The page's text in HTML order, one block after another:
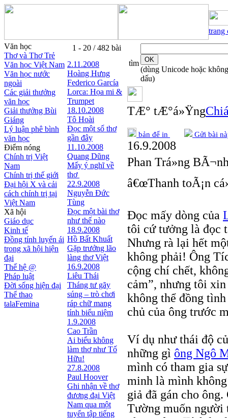
trang
Văn học
Thơ và Thơ Trẻ
Văn học Việt Nam
Văn học nước
ngoài
Các giải thưởng
văn học
Giải thưởng Bùi
Giáng
Lý luận phê bình
văn học
Điểm nóng
Chính trị Việt
Nam
Chính trị thế giới
Đại hội X và cải
cách chính trị tại
Việt Nam
Xã hội
Giáo dục
Kinh tế
Đồng tính luyến ái
trong xã hội hiện
đại
Thế hệ @
Pháp luật
Đời sống hiện đại
Thể thao
talaFemina
1 - 20 / 482 bài
2.11.2008
Hoàng Hưng
Federico García
Lorca: Họa mi &
Trumpet
18.10.2008
Tô Hoài
Đọc một số thơ
gần đây
11.10.2008
Quang Dũng
Mấy ý nghĩ về
thơ
22.9.2008
Nguyễn Đức
Tùng
Đọc một bài thơ
như thế nào
18.9.2008
Hồ Bất Khuất
Gặp trưởng lão
làng thơ Việt
16.9.2008
Liêu Thái
Tháng tư gãy
súng – trò chơi
ráp chữ mang
tính biểu niệm
1.9.2008
Cao Trần
Ai biểu không
làm thơ như Tố
Hữu!
27.8.2008
Paul Hoover
Ghi nhận về thơ
đương đại Việt
Nam qua một
tuyển tập tiếng
tìm
(dùng Unicode hoặc không
dấu)
TÆ° tÆ°á»Ÿng
bản để in Gửi bài
16.9.2008
Phan Trá»ng
â€œThanh toÃ¡n
Đọc mấy dòng của
tôi cứ tưởng là đọc
Nhưng rà lại hết
không phải! Ông
cộng chí chết,
cảm”, nhưng tôi
không thể đồng
chủ của ông trước
Ví dụ như thái độ
những gì ông Ngô
mình có tham gia
minh là mình
giả đã gán cho
Tường muốn người